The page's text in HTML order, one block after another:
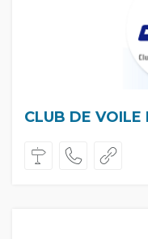
CLUB DE VOILE